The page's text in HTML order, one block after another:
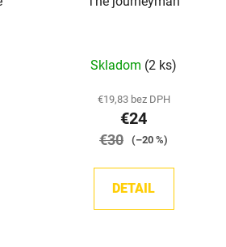
Skladom (2 ks)
€19,83 bez DPH
€24
€30 (–20 %)
DETAIL